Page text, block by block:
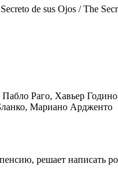
Раго, Хавьер
Мариано Ардженто
решает написать